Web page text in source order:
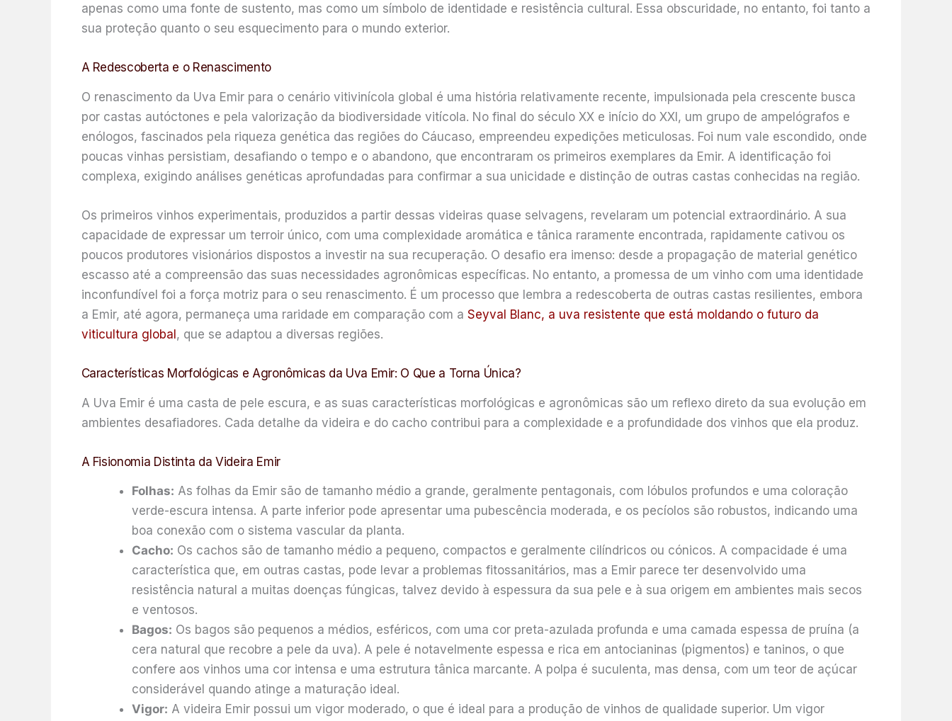
apenas como uma fonte de sustento, mas como um símbolo de identidade e resistência cultural. Essa obscuridade, no entanto, foi tanto a
sua proteção quanto o seu esquecimento para o mundo exterior.
A Redescoberta e o Renascimento
O renascimento da Uva Emir para o cenário vitivinícola global é uma história relativamente recente, impulsionada pela crescente busca
por castas autóctones e pela valorização da biodiversidade vitícola. No final do século XX e início do XXI, um grupo de ampelógrafos e
enólogos, fascinados pela riqueza genética das regiões do Cáucaso, empreendeu expedições meticulosas. Foi num vale escondido, onde
poucas vinhas persistiam, desafiando o tempo e o abandono, que encontraram os primeiros exemplares da Emir. A identificação foi
complexa, exigindo análises genéticas aprofundadas para confirmar a sua unicidade e distinção de outras castas conhecidas na região.
Os primeiros vinhos experimentais, produzidos a partir dessas videiras quase selvagens, revelaram um potencial extraordinário. A sua
capacidade de expressar um terroir único, com uma complexidade aromática e tânica raramente encontrada, rapidamente cativou os
poucos produtores visionários dispostos a investir na sua recuperação. O desafio era imenso: desde a propagação de material genético
escasso até a compreensão das suas necessidades agronômicas específicas. No entanto, a promessa de um vinho com uma identidade
inconfundível foi a força motriz para o seu renascimento. É um processo que lembra a redescoberta de outras castas resilientes, embora
a Emir, até agora, permaneça uma raridade em comparação com a Seyval Blanc, a uva resistente que está moldando o futuro da
viticultura global, que se adaptou a diversas regiões.
Características Morfológicas e Agronômicas da Uva Emir: O Que a Torna Única?
A Uva Emir é uma casta de pele escura, e as suas características morfológicas e agronômicas são um reflexo direto da sua evolução em
ambientes desafiadores. Cada detalhe da videira e do cacho contribui para a complexidade e a profundidade dos vinhos que ela produz.
A Fisionomia Distinta da Videira Emir
Folhas: As folhas da Emir são de tamanho médio a grande, geralmente pentagonais, com lóbulos profundos e uma coloração
verde-escura intensa. A parte inferior pode apresentar uma pubescência moderada, e os pecíolos são robustos, indicando uma
boa conexão com o sistema vascular da planta.
Cacho: Os cachos são de tamanho médio a pequeno, compactos e geralmente cilíndricos ou cónicos. A compacidade é uma
característica que, em outras castas, pode levar a problemas fitossanitários, mas a Emir parece ter desenvolvido uma
resistência natural a muitas doenças fúngicas, talvez devido à espessura da sua pele e à sua origem em ambientes mais secos
e ventosos.
Bagos: Os bagos são pequenos a médios, esféricos, com uma cor preta-azulada profunda e uma camada espessa de pruína (a
cera natural que recobre a pele da uva). A pele é notavelmente espessa e rica em antocianinas (pigmentos) e taninos, o que
confere aos vinhos uma cor intensa e uma estrutura tânica marcante. A polpa é suculenta, mas densa, com um teor de açúcar
considerável quando atinge a maturação ideal.
Vigor: A videira Emir possui um vigor moderado, o que é ideal para a produção de vinhos de qualidade superior. Um vigor